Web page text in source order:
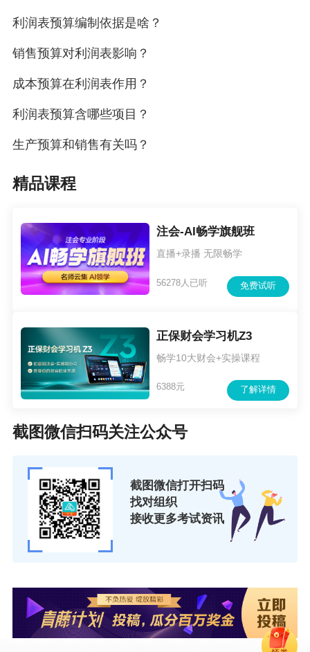
利润表预算编制依据是啥？
销售预算对利润表影响？
成本预算在利润表作用？
利润表预算含哪些项目？
生产预算和销售有关吗？
精品课程
注会-AI畅学旗舰班
直播+录播 无限畅学
免费试听
56278人已听
正保财会学习机Z3
畅学10大财会+实操课程
了解详情
6388元
截图微信扫码关注公众号
截图微信打开扫码
找对组织
接收更多考试资讯